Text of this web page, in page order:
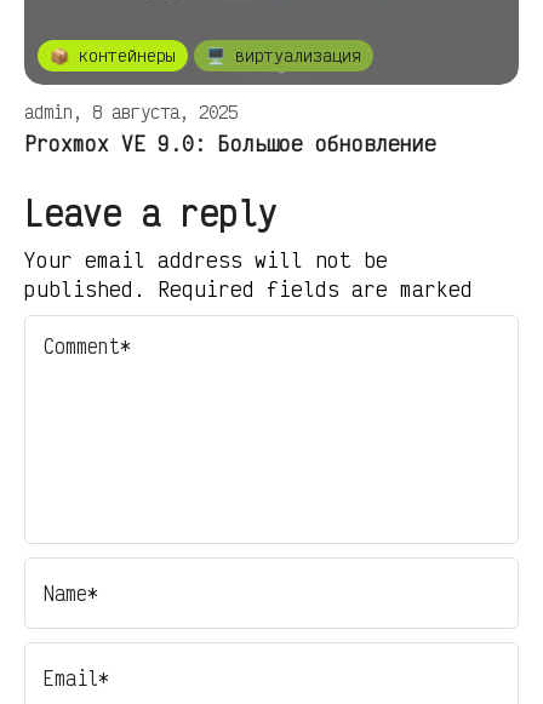
📦 контейнеры 🖥️ виртуализация
admin, 8 августа, 2025
Proxmox VE 9.0: Большое обновление
Leave a reply
Your email address will not be
published. Required fields are marked